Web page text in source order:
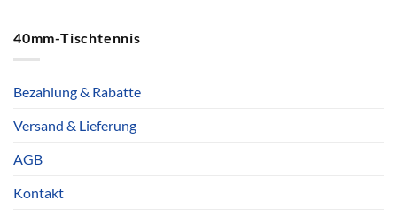
40mm-Tischtennis
Bezahlung & Rabatte
Versand & Lieferung
AGB
Kontakt